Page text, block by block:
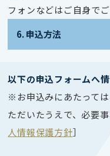
フォンなどはご自身で
6. 申込方法
以下の申込フォームへ
※お申込みにあたって
ただいたうえで、必要
人情報保護方針］